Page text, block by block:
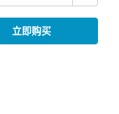
立即购买